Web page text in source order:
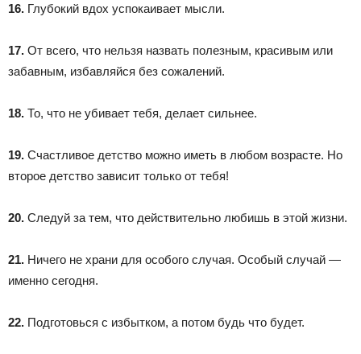
16. Глубокий вдох успокаивает мысли.
17. От всего, что нельзя назвать полезным, красивым или
забавным, избавляйся без сожалений.
18. То, что не убивает тебя, делает сильнее.
19. Счастливое детство можно иметь в любом возрасте. Но
второе детство зависит только от тебя!
20. Следуй за тем, что действительно любишь в этой жизни.
21. Ничего не храни для особого случая. Особый случай —
именно сегодня.
22. Подготовься с избытком, а потом будь что будет.